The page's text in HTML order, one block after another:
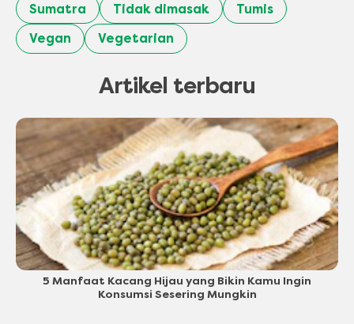
Sumatra
Tidak dimasak
Tumis
Vegan
Vegetarian
Artikel terbaru
5 Manfaat Kacang Hijau yang Bikin Kamu Ingin
Konsumsi Sesering Mungkin